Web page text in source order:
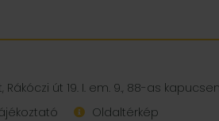
Rákóczi út 19. I. em. 9., 88-as
Oldaltérkép